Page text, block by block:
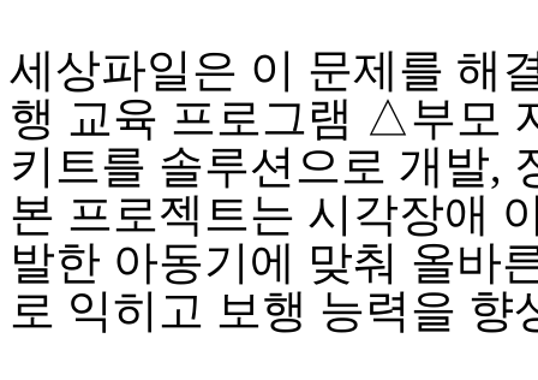
세상파일은 이 문제를 해
행 교육 프로그램 △부모
키트를 솔루션으로 개발,
본 프로젝트는 시각장애
발한 아동기에 맞춰 올바
로 익히고 보행 능력을 향